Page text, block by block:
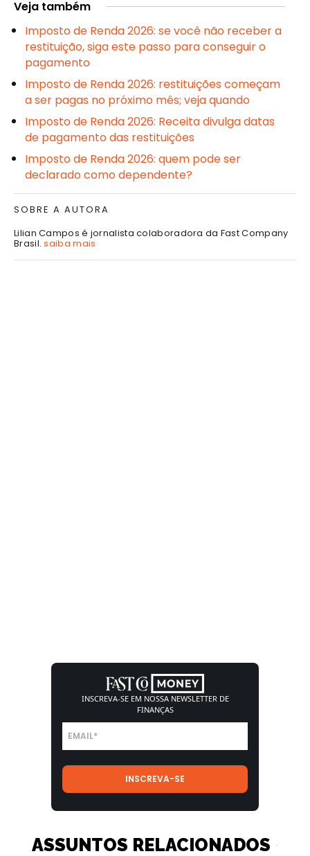
Veja também
Imposto de Renda 2026: se você não receber a
restituição, siga este passo para conseguir o
pagamento
Imposto de Renda 2026: restituições começam
a ser pagas no próximo mês; veja quando
Imposto de Renda 2026: Receita divulga datas
de pagamento das restituições
Imposto de Renda 2026: quem pode ser
declarado como dependente?
SOBRE A AUTORA
Lilian Campos é jornalista colaboradora da Fast Company
Brasil.saiba mais
INSCREVA-SE EM NOSSA NEWSLETTER DE
FINANÇAS
ASSUNTOS RELACIONADOS